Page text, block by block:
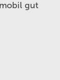
gut